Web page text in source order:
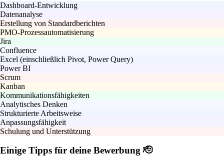
Dashboard-Entwicklung
Datenanalyse
Erstellung von Standardberichten
PMO-Prozessautomatisierung
Jira
Confluence
Excel (einschließlich Pivot, Power Query)
Power BI
Scrum
Kanban
Kommunikationsfähigkeiten
Analytisches Denken
Strukturierte Arbeitsweise
Anpassungsfähigkeit
Schulung und Unterstützung
Einige Tipps für deine Bewerbung 🫡